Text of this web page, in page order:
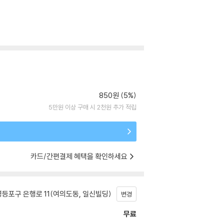
850원 (5%)
5만원 이상 구매 시 2천원 추가 적립
카드/간편결제 혜택을 확인하세요
포구 은행로 11(여의도동, 일신빌딩) 변경
무료